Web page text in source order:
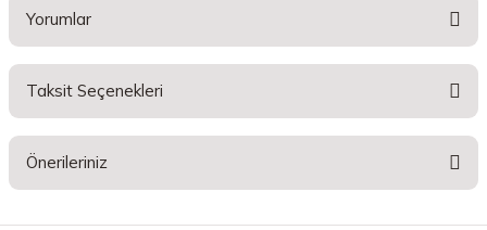
Yorumlar
Taksit Seçenekleri
Önerileriniz